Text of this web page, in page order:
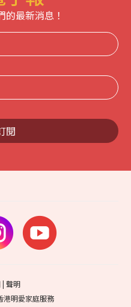
的最新消息！
閱
|聲明
明愛家庭服務